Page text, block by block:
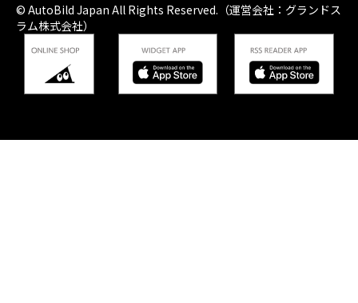
© AutoBild Japan All Rights Reserved.（運営会社：グランドス
ラム株式会社）